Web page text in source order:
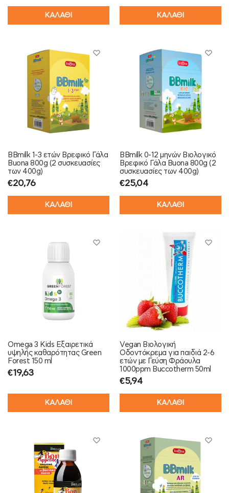
ΚΑΛΑΘΙ ΚΑΛΑΘΙ
BBmilk 1-3 ετών Βρεφικό Γάλα
Buona 800g (2 συσκευασίες
των 400g)
€20,76
ΚΑΛΑΘΙ
BBmilk 0-12 μηνών Βιολογικό
Βρεφικό Γάλα Buona 800g (2
συσκευασίες των 400g)
€25,04
ΚΑΛΑΘΙ
Omega 3 Kids Εξαιρετικά
υψηλής καθαρότητας Green
Forest 150 ml
€19,63
ΚΑΛΑΘΙ
Vegan Βιολογική
Οδοντόκρεμα για παιδιά 2-6
ετών με Γεύση Φράουλα
1000ppm Buccotherm 50ml
€5,94
ΚΑΛΑΘΙ